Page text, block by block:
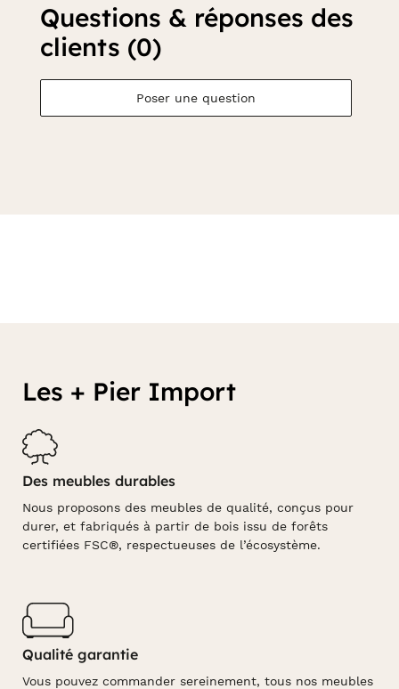
Questions & réponses des
clients (0)
Poser une question
Les + Pier Import
Des meubles durables
Nous proposons des meubles de qualité, conçus pour
durer, et fabriqués à partir de bois issu de forêts
certifiées FSC®, respectueuses de l’écosystème.
Qualité garantie
Vous pouvez commander sereinement, tous nos meubles